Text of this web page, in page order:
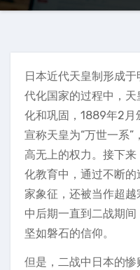
日本近代天皇制形成
代化国家的过程中，
化和巩固，1889年2月
宣称天皇为“万世一系
高无上的权力。接下
化教育中，通过不断
家象征，还被当作超
中后期一直到二战期
坚如磐石的信仰。
但是，二战中日本的惨